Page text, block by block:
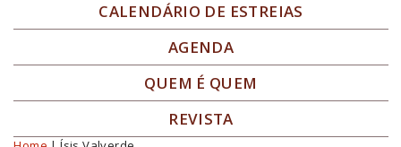
CALENDÁRIO DE ESTREIAS
AGENDA
QUEM É QUEM
REVISTA